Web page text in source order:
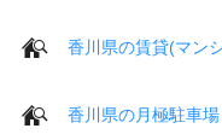
香川県の賃貸(マン
香川県の月極駐車場